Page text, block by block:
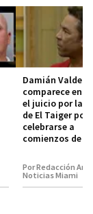
Damián Valdez
comparece en
el juicio por la
de El Taiger
celebrarse a
comienzos de
Por Redacción
Noticias Miami